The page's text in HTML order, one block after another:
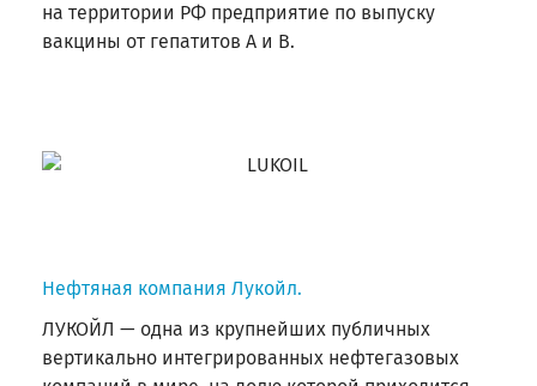
на территории РФ предприятие по выпуску
вакцины от гепатитов А и В.
Нефтяная компания Лукойл.
ЛУКОЙЛ — одна из крупнейших публичных
вертикально интегрированных нефтегазовых